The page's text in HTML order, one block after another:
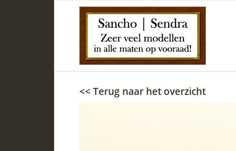
<< Terug naar het overzicht